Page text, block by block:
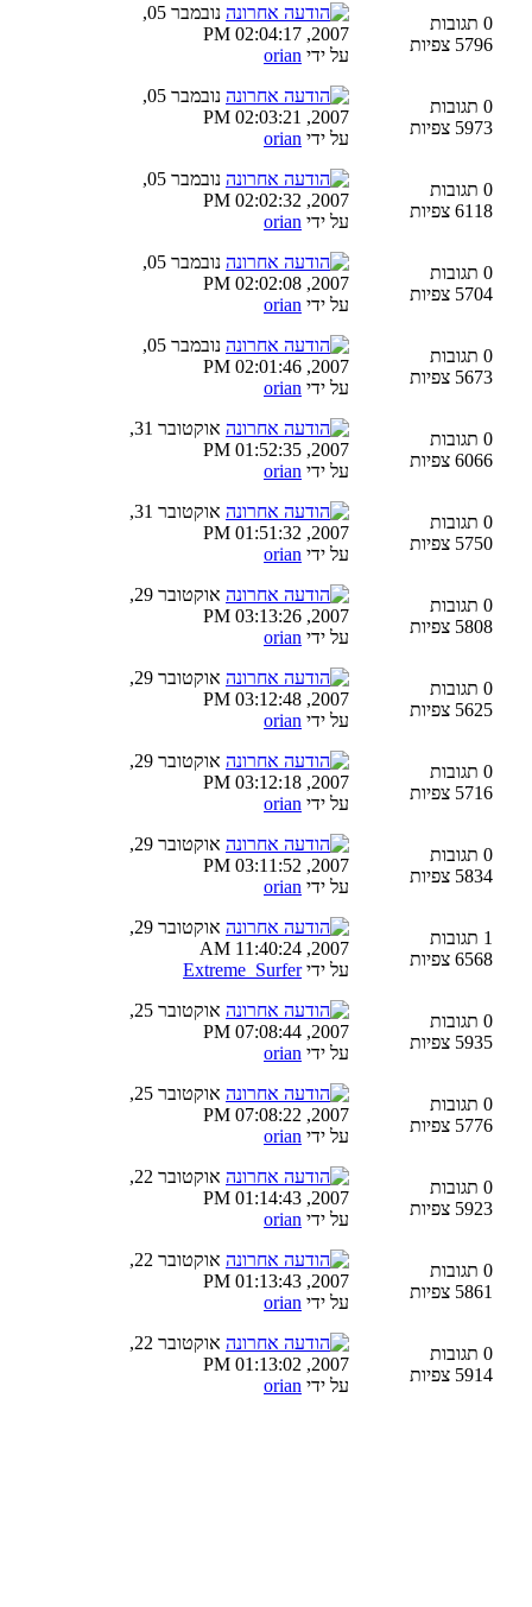
0 תגובות
5796 צפיות
נובמבר 05,
2007, 02:04:17 PM
על ידי orian
0 תגובות
5973 צפיות
נובמבר 05,
2007, 02:03:21 PM
על ידי orian
0 תגובות
6118 צפיות
נובמבר 05,
2007, 02:02:32 PM
על ידי orian
0 תגובות
5704 צפיות
נובמבר 05,
2007, 02:02:08 PM
על ידי orian
0 תגובות
5673 צפיות
נובמבר 05,
2007, 02:01:46 PM
על ידי orian
0 תגובות
6066 צפיות
אוקטובר 31,
2007, 01:52:35 PM
על ידי orian
0 תגובות
5750 צפיות
אוקטובר 31,
2007, 01:51:32 PM
על ידי orian
0 תגובות
5808 צפיות
אוקטובר 29,
2007, 03:13:26 PM
על ידי orian
0 תגובות
5625 צפיות
אוקטובר 29,
2007, 03:12:48 PM
על ידי orian
0 תגובות
5716 צפיות
אוקטובר 29,
2007, 03:12:18 PM
על ידי orian
0 תגובות
5834 צפיות
אוקטובר 29,
2007, 03:11:52 PM
על ידי orian
1 תגובות
6568 צפיות
אוקטובר 29,
2007, 11:40:24 AM
על ידיExtreme_Surfer
0 תגובות
5935 צפיות
אוקטובר 25,
2007, 07:08:44 PM
על ידי orian
0 תגובות
5776 צפיות
אוקטובר 25,
2007, 07:08:22 PM
על ידי orian
0 תגובות
5923 צפיות
אוקטובר 22,
2007, 01:14:43 PM
על ידי orian
0 תגובות
5861 צפיות
אוקטובר 22,
2007, 01:13:43 PM
על ידי orian
0 תגובות
5914 צפיות
אוקטובר 22,
2007, 01:13:02 PM
על ידי orian